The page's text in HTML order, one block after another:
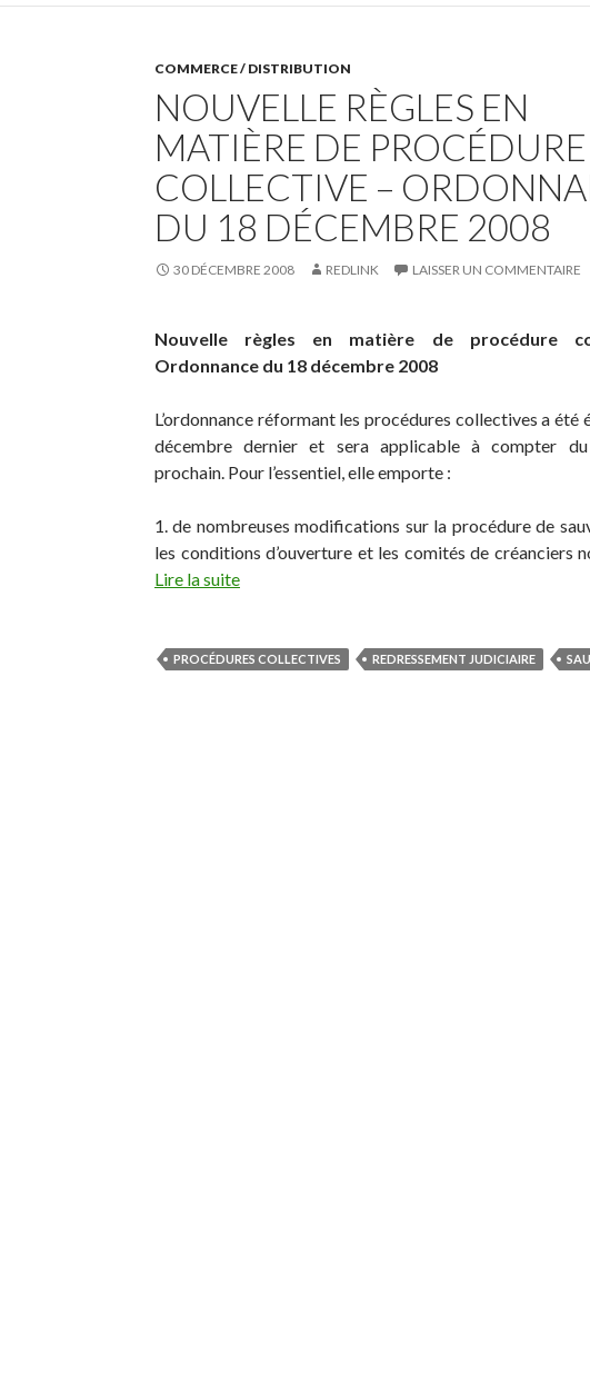
COMMERCE / DISTRIBUTION
NOUVELLE RÈGLES EN
MATIÈRE DE PROCÉDURE
COLLECTIVE –
DU 18 DÉCEMBRE 2008
30 DÉCEMBRE 2008 REDLINK LAISSER UN COMMENTAIRE
Nouvelle règles en matière de procédure
Ordonnance du 18 décembre 2008
L’ordonnance réformant les procédures collectives a été
décembre dernier et sera applicable à compter
prochain. Pour l’essentiel, elle emporte :
1. de nombreuses modifications sur la procédure de
les conditions d’ouverture et les comités de créanciers
Lire la suite
PROCÉDURES COLLECTIVES REDRESSEMENT JUDICIAIRE